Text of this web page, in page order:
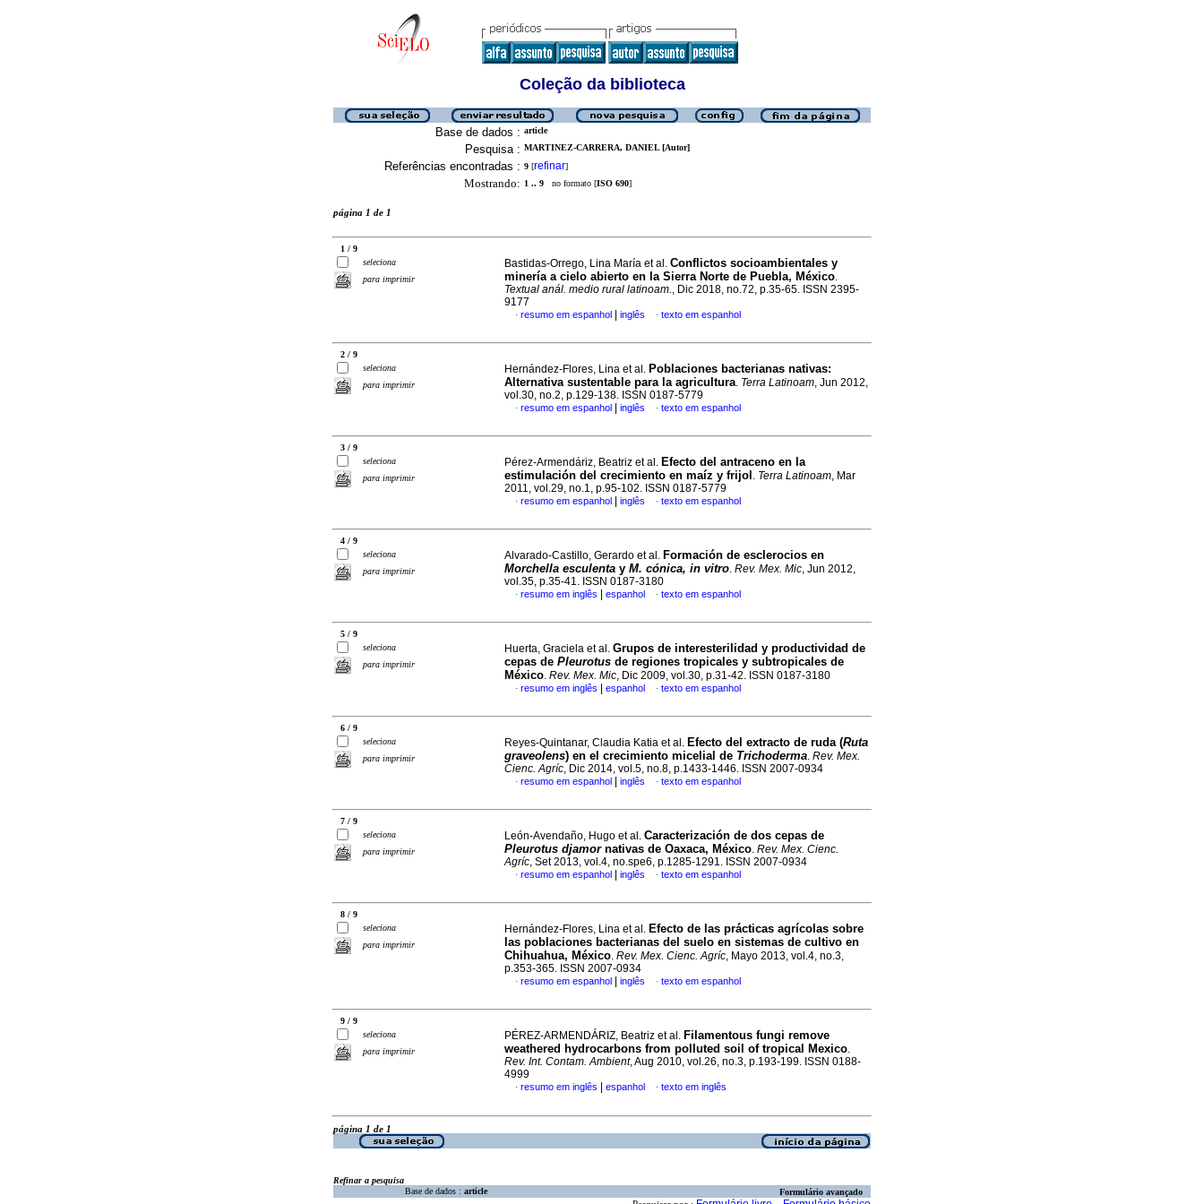
Coleção da biblioteca
Base de dados : article
Pesquisa : MARTINEZ-CARRERA, DANIEL [Autor]
Referências encontradas : 9 [refinar]
Mostrando: 1 .. 9 no formato [ISO 690]
página 1 de 1
1 / 9
seleciona
para imprimir
Bastidas-Orrego, Lina María et al. Conflictos socioambientales y
minería a cielo abierto en la Sierra Norte de Puebla, México.
Textual anál. medio rural latinoam., Dic 2018, no.72, p.35-65. ISSN 2395-
9177
· resumo em espanhol inglês · texto em espanhol
2 / 9
seleciona
para imprimir
Hernández-Flores, Lina et al. Poblaciones bacterianas nativas:
Alternativa sustentable para la agricultura. Terra Latinoam, Jun 2012,
vol.30, no.2, p.129-138. ISSN 0187-5779
· resumo em espanhol inglês · texto em espanhol
3 / 9
seleciona
para imprimir
Pérez-Armendáriz, Beatriz et al. Efecto del antraceno en la
estimulación del crecimiento en maíz y frijol . Terra Latinoam, Mar
2011, vol.29, no.1, p.95-102. ISSN 0187-5779
· resumo em espanhol inglês · texto em espanhol
4 / 9
seleciona
para imprimir
Alvarado-Castillo, Gerardo et al. Formación de esclerocios en
Morchella esculenta y M. cónica, in vitro. Rev. Mex. Mic, Jun 2012,
vol.35, p.35-41. ISSN 0187-3180
· resumo em inglês espanhol · texto em espanhol
5 / 9
seleciona
para imprimir
Huerta, Graciela et al. Grupos de interesterilidad y productividad de
cepas de Pleurotus de regiones tropicales y subtropicales de
México. Rev. Mex. Mic, Dic 2009, vol.30, p.31-42. ISSN 0187-3180
· resumo em inglês espanhol · texto em espanhol
6 / 9
seleciona
para imprimir
Reyes-Quintanar, Claudia Katia et al. Efecto del extracto de ruda (Ruta
graveolens) en el crecimiento micelial de Trichoderma. Rev. Mex.
Cienc. Agríc, Dic 2014, vol.5, no.8, p.1433-1446. ISSN 2007-0934
· resumo em espanhol inglês · texto em espanhol
7 / 9
seleciona
para imprimir
León-Avendaño, Hugo et al. Caracterización de dos cepas de
Pleurotus djamornativas de Oaxaca, México. Rev. Mex. Cienc.
Agríc, Set 2013, vol.4, no.spe6, p.1285-1291. ISSN 2007-0934
· resumo em espanhol inglês · texto em espanhol
8 / 9
seleciona
para imprimir
Hernández-Flores, Lina et al. Efecto de las prácticas agrícolas sobre
las poblaciones bacterianas del suelo en sistemas de cultivo en
Chihuahua, México. Rev. Mex. Cienc. Agríc, Mayo 2013, vol.4, no.3,
p.353-365. ISSN 2007-0934
· resumo em espanhol inglês · texto em espanhol
9 / 9
seleciona
para imprimir
PÉREZ-ARMENDÁRIZ, Beatriz et al. Filamentous fungi remove
weathered hydrocarbons from polluted soil of tropical Mexico.
Rev. Int. Contam. Ambient, Aug 2010, vol.26, no.3, p.193-199. ISSN 0188-
4999
· resumo em inglês espanhol · texto em inglês
página 1 de 1
Refinar a pesquisa
Base de dados : article Formulário avançado